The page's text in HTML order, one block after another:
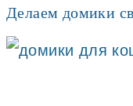
Делаем домики